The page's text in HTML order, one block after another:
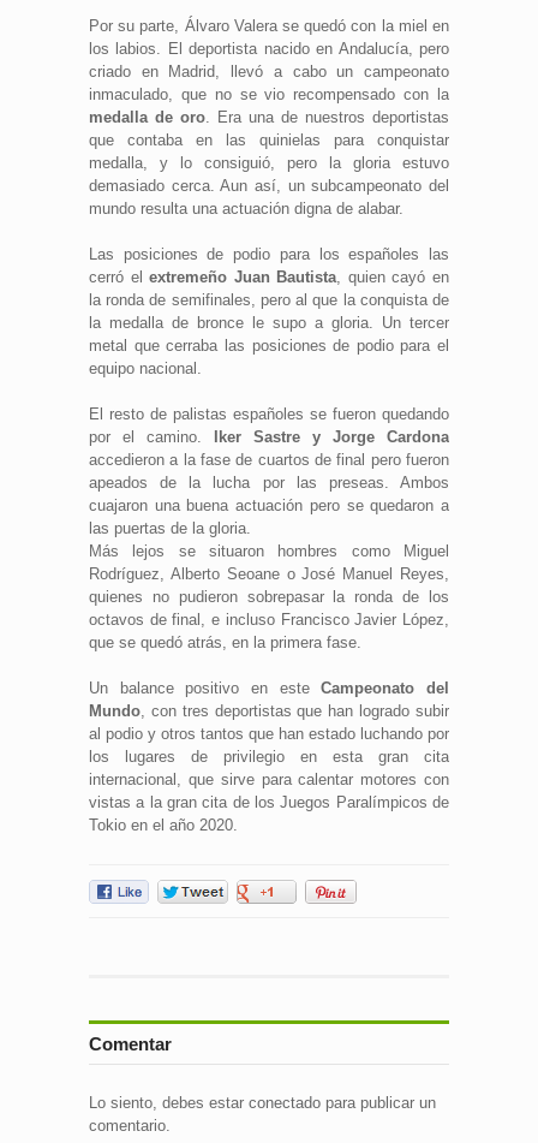
Por su parte, Álvaro Valera se quedó con la miel en
los labios. El deportista nacido en Andalucía, pero
criado en Madrid, llevó a cabo un campeonato
inmaculado, que no se vio recompensado con la
medalla de oro. Era una de nuestros deportistas
que contaba en las quinielas para conquistar
medalla, y lo consiguió, pero la gloria estuvo
demasiado cerca. Aun así, un subcampeonato del
mundo resulta una actuación digna de alabar.
Las posiciones de podio para los españoles las
cerró el extremeño Juan Bautista, quien cayó en
la ronda de semifinales, pero al que la conquista de
la medalla de bronce le supo a gloria. Un tercer
metal que cerraba las posiciones de podio para el
equipo nacional.
El resto de palistas españoles se fueron quedando
por el camino.
Iker Sastre y Jorge Cardona
accedieron a la fase de cuartos de final pero fueron
apeados de la lucha por las preseas. Ambos
cuajaron una buena actuación pero se quedaron a
las puertas de la gloria.
Más lejos se situaron hombres como Miguel
Rodríguez, Alberto Seoane o José Manuel Reyes,
quienes no pudieron sobrepasar la ronda de los
octavos de final, e incluso Francisco Javier López,
que se quedó atrás, en la primera fase.
Un balance positivo en esteCampeonato del
Mundo, con tres deportistas que han logrado subir
al podio y otros tantos que han estado luchando por
los lugares de privilegio en esta gran cita
internacional, que sirve para calentar motores con
vistas a la gran cita de los Juegos Paralímpicos de
Tokio en el año 2020.
Comentar
Lo siento, debes estar conectado para publicar un
comentario.